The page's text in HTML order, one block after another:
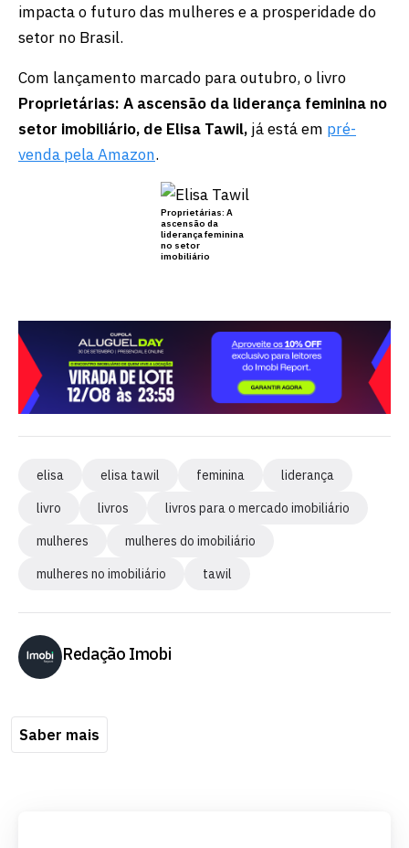
impacta o futuro das mulheres e a prosperidade do
setor no Brasil.
Com lançamento marcado para outubro, o livro
Proprietárias: A ascensão da liderança feminina no
setor imobiliário, de Elisa Tawil, já está em pré-
venda pela Amazon.
Proprietárias: A
ascensão da
liderança feminina
no setor
imobiliário
elisa elisa tawil feminina
liderança
livro
livros
livros para o mercado imobiliário
mulheres
mulheres do imobiliário
mulheres no imobiliário
tawil
Redação Imobi
Saber mais